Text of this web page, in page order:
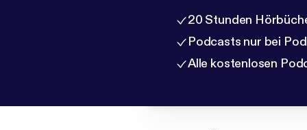
20 Stunden
Podcasts nur bei
Alle kostenlosen